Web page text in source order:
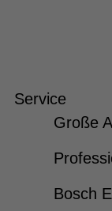
Service
Große
Bosch